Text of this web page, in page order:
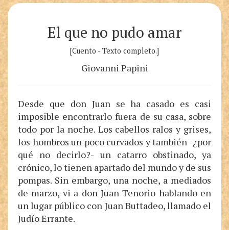
El que no pudo amar
[Cuento - Texto completo.]
Giovanni Papini
Desde que don Juan se ha casado es casi
imposible encontrarlo fuera de su casa, sobre
todo por la noche. Los cabellos ralos y grises,
los hombros un poco curvados y también -¿por
qué no decirlo?- un catarro obstinado, ya
crónico, lo tienen apartado del mundo y de sus
pompas. Sin embargo, una noche, a mediados
de marzo, vi a don Juan Tenorio hablando en
un lugar público con Juan Buttadeo, llamado el
Judío Errante.